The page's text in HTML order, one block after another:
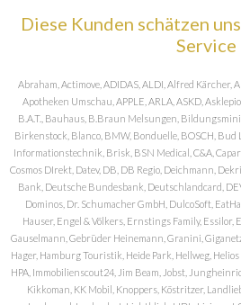
Diese Kunden schätzen
Service
Abraham, Actimove, ADIDAS, ALDI, Alfred Kärcher,
Apotheken Umschau, APPLE, ARLA, ASKD,
B.A.T., Bauhaus, B.Braun Melsungen,
Birkenstock, Blanco, BMW, Bonduelle, BOSCH,
Informationstechnik, Brisk, BSN Medical, C&A,
Cosmos DIrekt, Datev, DB, DB Regio, Deichmann,
Bank, Deutsche Bundesbank, Deutschlandcard,
Dominos, Dr. Schumacher GmbH, DulcoSoft,
Hauser, Engel & Völkers, Ernstings Family, Essilor,
Gauselmann, Gebrüder Heinemann, Granini,
Hager, Hamburg Touristik, Heide Park, Hellweg,
HPA, Immobilienscout24, Jim Beam, Jobst,
Kikkoman, KK Mobil, Knoppers, Köstritzer,